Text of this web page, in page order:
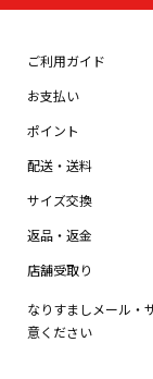
ご利用ガイド
お支払い
ポイント
配送・送料
サイズ交換
返品・返金
店舗受取り
なりすましメール・
意ください